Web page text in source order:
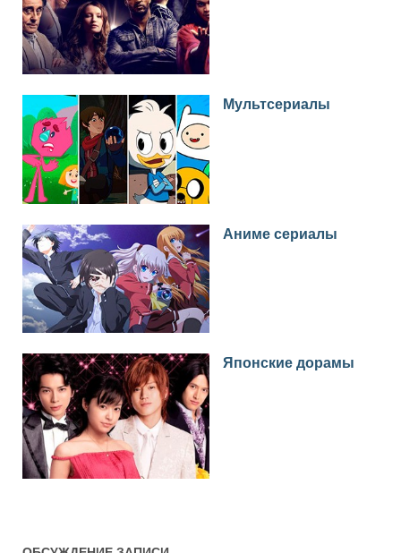
Мультсериалы
Аниме сериалы
Японские дорамы